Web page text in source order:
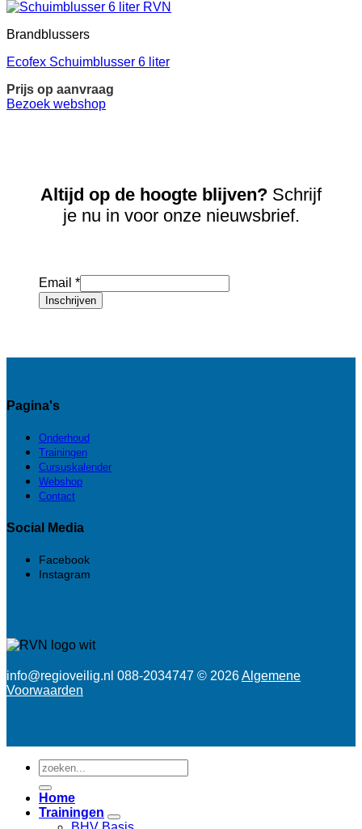
Brandblussers
Ecofex Schuimblusser 6 liter
Prijs op aanvraag
Bezoek webshop
Altijd op de hoogte blijven? Schrijf
je nu in voor onze nieuwsbrief.
Email *
Inschrijven
Pagina's
Onderhoud
Trainingen
Cursuskalender
Webshop
Contact
Social Media
Facebook
Instagram
info@regioveilig.nl 088-2034747 © 2026Algemene
Voorwaarden
Zoeken
naar:
Home
Trainingen